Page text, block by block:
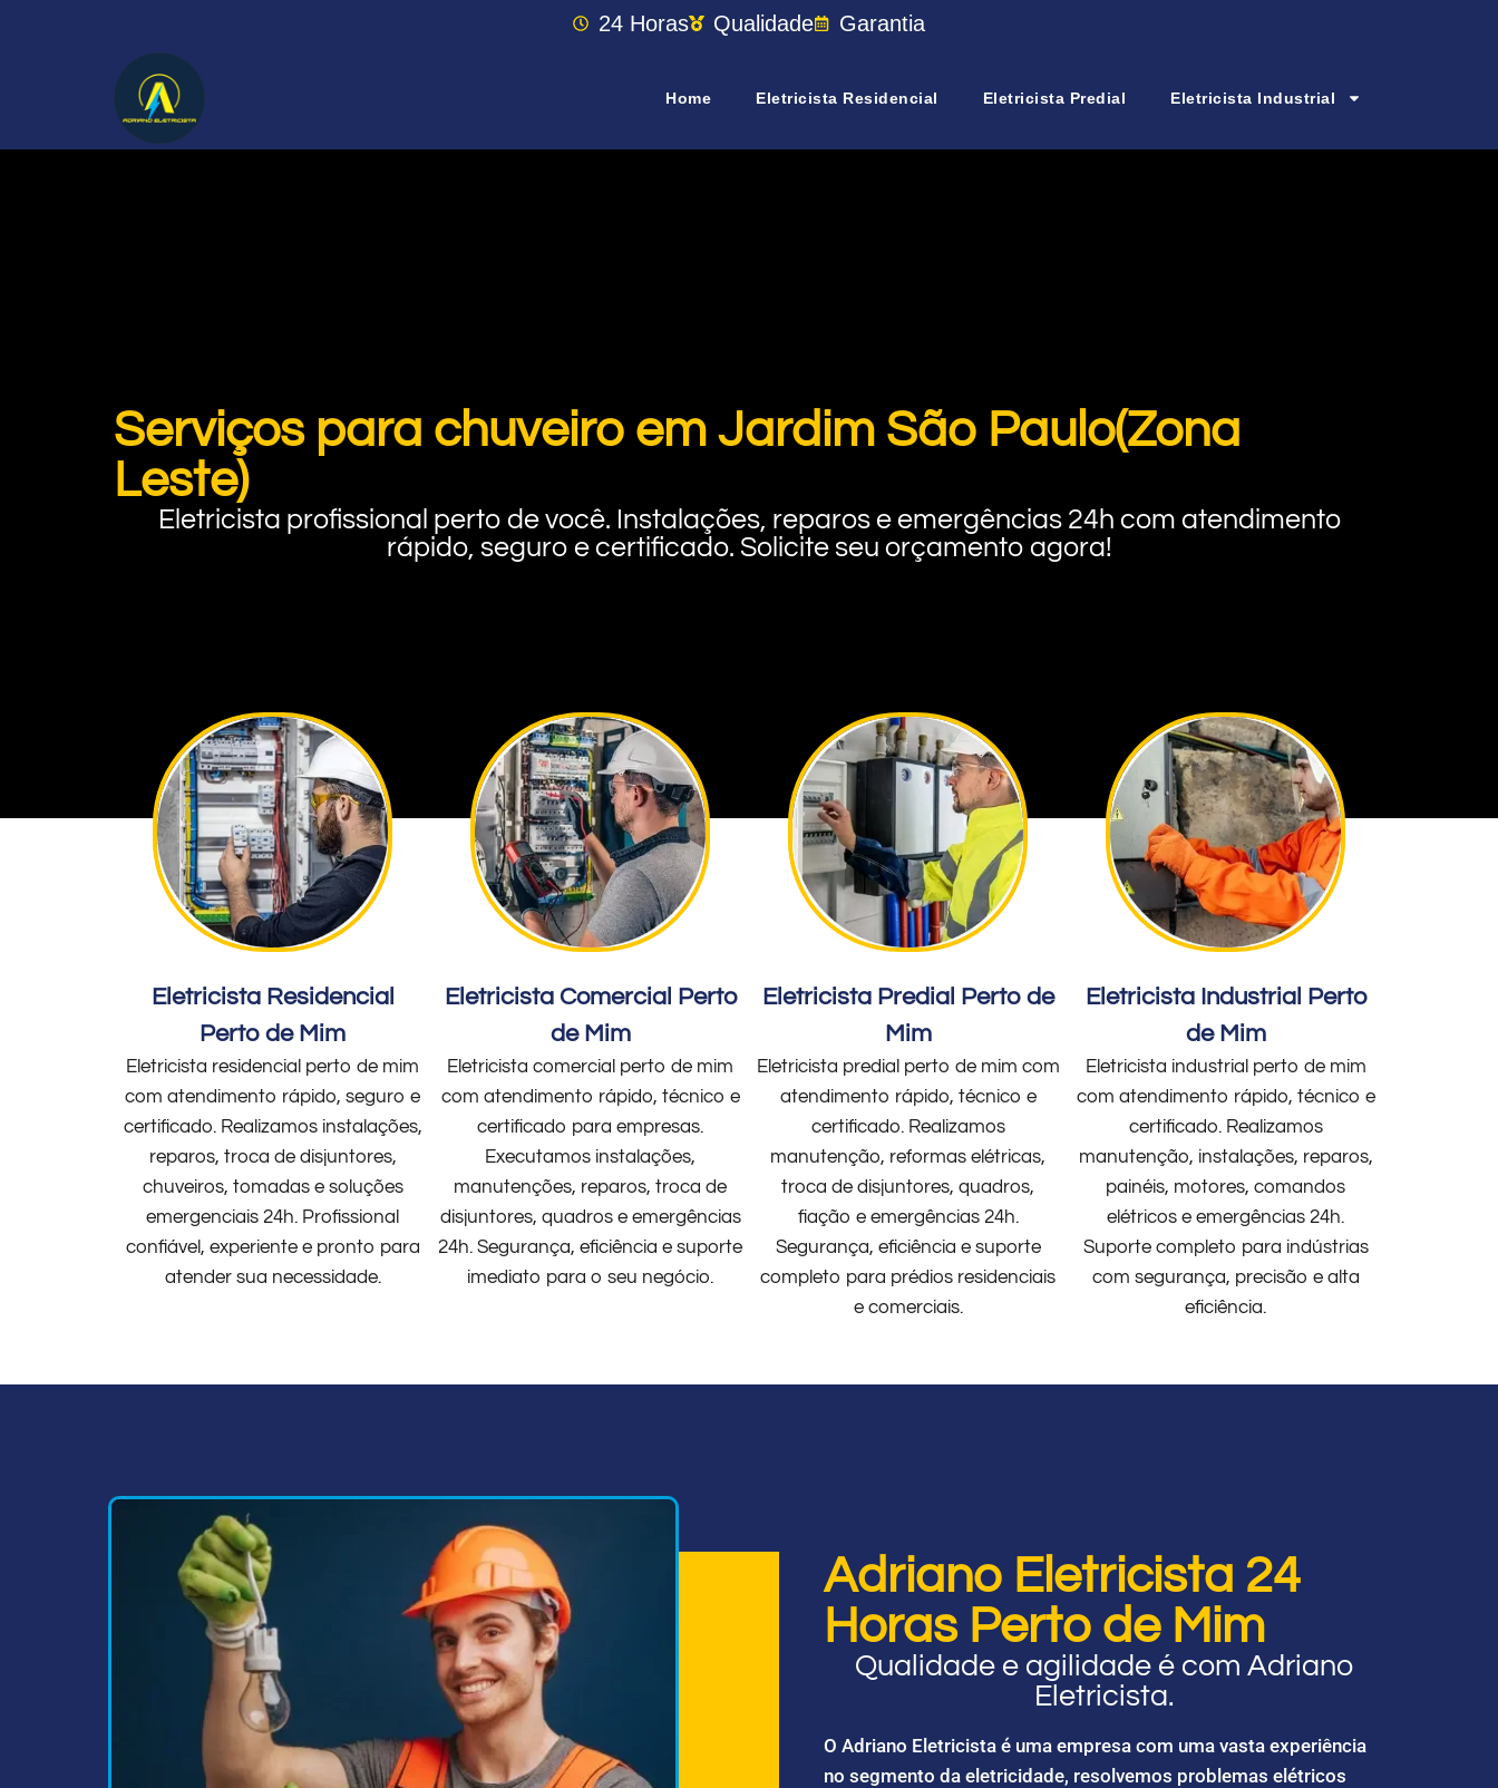
24 Horas Qualidade Garantia
Home Eletricista Residencial Eletricista Predial Eletricista Industrial
Serviços para chuveiro em Jardim São Paulo(Zona
Leste)
Eletricista profissional perto de você. Instalações, reparos e emergências 24h com atendimento
rápido, seguro e certificado. Solicite seu orçamento agora!
Eletricista Residencial
Perto de Mim
Eletricista residencial perto de mim
com atendimento rápido, seguro e
certificado. Realizamos instalações,
reparos, troca de disjuntores,
chuveiros, tomadas e soluções
emergenciais 24h. Profissional
confiável, experiente e pronto para
atender sua necessidade.
Eletricista Comercial Perto
de Mim
Eletricista comercial perto de mim
com atendimento rápido, técnico e
certificado para empresas.
Executamos instalações,
manutenções, reparos, troca de
disjuntores, quadros e emergências
24h. Segurança, eficiência e suporte
imediato para o seu negócio.
Eletricista Predial Perto de
Mim
Eletricista predial perto de mim com
atendimento rápido, técnico e
certificado. Realizamos
manutenção, reformas elétricas,
troca de disjuntores, quadros,
fiação e emergências 24h.
Segurança, eficiência e suporte
completo para prédios residenciais
e comerciais.
Eletricista Industrial Perto
de Mim
Eletricista industrial perto de mim
com atendimento rápido, técnico e
certificado. Realizamos
manutenção, instalações, reparos,
painéis, motores, comandos
elétricos e emergências 24h.
Suporte completo para indústrias
com segurança, precisão e alta
eficiência.
Adriano Eletricista 24
Horas Perto de Mim
Qualidade e agilidade é com Adriano
Eletricista.
O Adriano Eletricista é uma empresa com uma vasta experiência
no segmento da eletricidade, resolvemos problemas elétricos